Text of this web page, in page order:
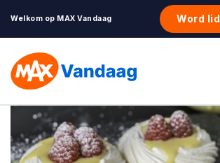
Welkom op MAX Vandaag Word lid